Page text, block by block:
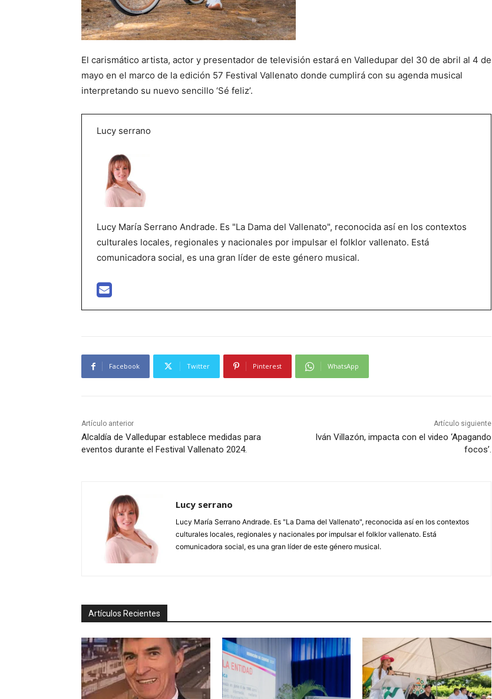
El carismático artista, actor y presentador de televisión estará en Valledupar del 30 de abril al 4 de
mayo en el marco de la edición 57 Festival Vallenato donde cumplirá con su agenda musical
interpretando su nuevo sencillo ‘Sé feliz’.
Lucy serrano
Lucy María Serrano Andrade. Es "La Dama del Vallenato", reconocida así en los contextos
culturales locales, regionales y nacionales por impulsar el folklor vallenato. Está
comunicadora social, es una gran líder de este género musical.
Facebook Twitter Pinterest WhatsApp
Artículo anterior
Alcaldía de Valledupar establece medidas para
eventos durante el Festival Vallenato 2024.
Artículo siguiente
Iván Villazón, impacta con el video ‘Apagando
focos’.
Lucy serrano
Lucy María Serrano Andrade. Es "La Dama del Vallenato", reconocida así en los contextos
culturales locales, regionales y nacionales por impulsar el folklor vallenato. Está
comunicadora social, es una gran líder de este género musical.
Artículos Recientes